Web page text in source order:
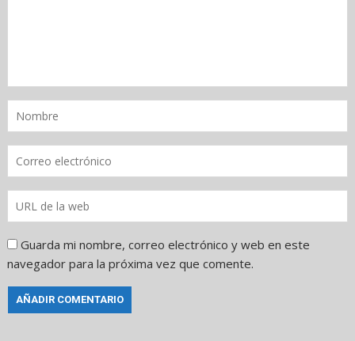
Guarda mi nombre, correo electrónico y web en este
navegador para la próxima vez que comente.